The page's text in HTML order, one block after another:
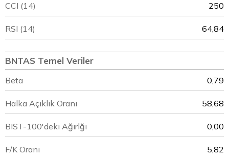
CCI (14) 250
RSI (14) 64,84
BNTAS Temel Veriler
Beta 0,79
Halka Açıklık Oranı 58,68
BIST-100'deki Ağırlğı 0,00
F/K Oranı 5,82